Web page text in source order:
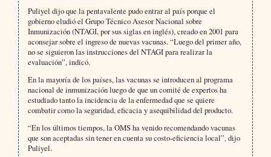
Puliyel dijo que la pentavalente pudo entrar al país porque el
gobierno eludió el Grupo Técnico Asesor Nacional sobre
Inmunización (NTAGI, por sus siglas en inglés), creado en 2001 para
aconsejar sobre el ingreso de nuevas vacunas. “Luego del primer año,
no se siguieron las instrucciones del NTAGI para realizar la
evaluación”, indicó.
En la mayoría de los países, las vacunas se introducen al programa
nacional de inmunización luego de que un comité de expertos ha
estudiado tanto la incidencia de la enfermedad que se quiere
combatir como la seguridad, eficacia y asequibilidad del producto.
“En los últimos tiempos, la OMS ha venido recomendando vacunas
que son aceptadas sin tener en cuenta su costo-eficiencia local”, dijo
Puliyel.